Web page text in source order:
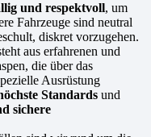
und respektvoll, um
Fahrzeuge sind neutral
diskret vorzugehen.
aus erfahrenen und
die über das
Ausrüstung
Standards und
sichere